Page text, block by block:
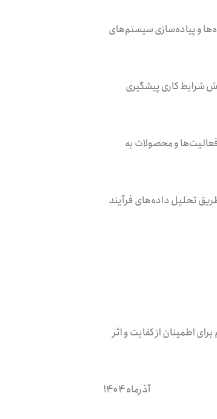
و پیاده‌سازی سیستم‌های
شرایط کاری پیشگیری
و محصولات به
تحلیل داده‌های فرآیند
اطمینان از کفایت و اثر
آذرماه ۱۴۰۴